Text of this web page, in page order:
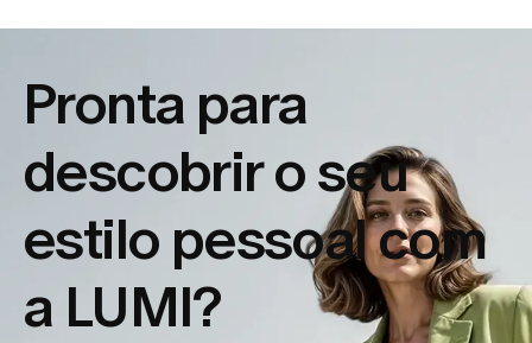
Pronta para
descobrir o seu
estilo pessoal com
a LUMI?